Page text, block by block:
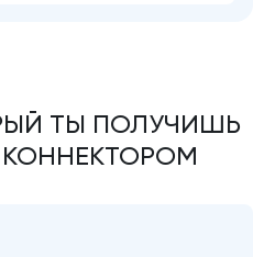
ТЫ ПОЛУЧИШЬ
КОННЕКТОРОМ